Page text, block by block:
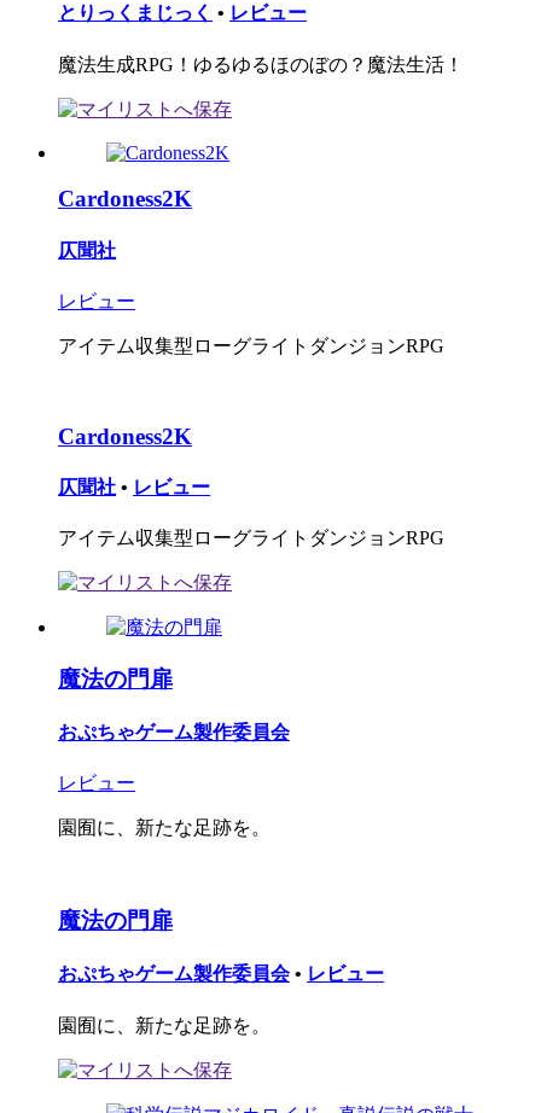
とりっくまじっく • レビュー
魔法生成RPG！ゆるゆるほのぼの？魔法生活！
Cardoness2K
仄聞社
レビュー
アイテム収集型ローグライトダンジョンRPG
Cardoness2K
仄聞社 • レビュー
アイテム収集型ローグライトダンジョンRPG
魔法の門扉
おぷちゃゲーム製作委員会
レビュー
園囿に、新たな足跡を。
魔法の門扉
おぷちゃゲーム製作委員会 • レビュー
園囿に、新たな足跡を。